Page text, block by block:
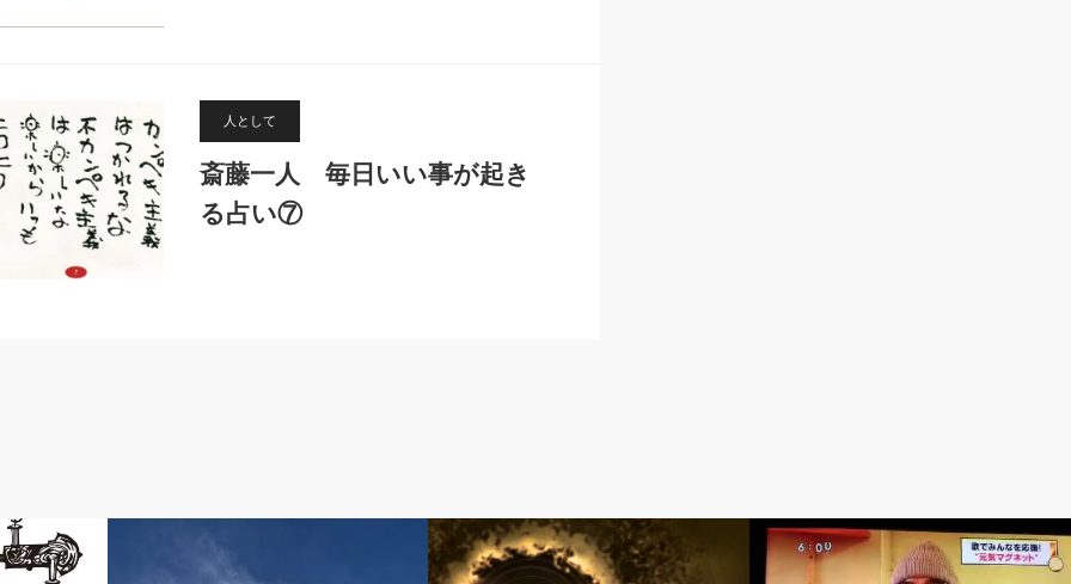
人として
斎藤一人 毎日いい事が起き
る占い⑦